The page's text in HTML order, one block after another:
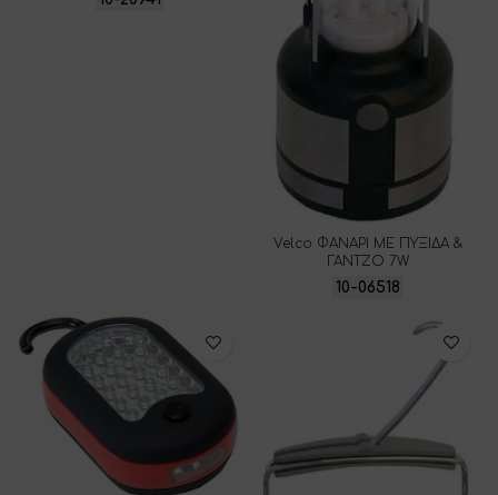
Velco ΦΑΝΑΡΙ ΜΕ ΠΥΞΙΔΑ &
ΓΑΝΤΖΟ 7W
10-06518